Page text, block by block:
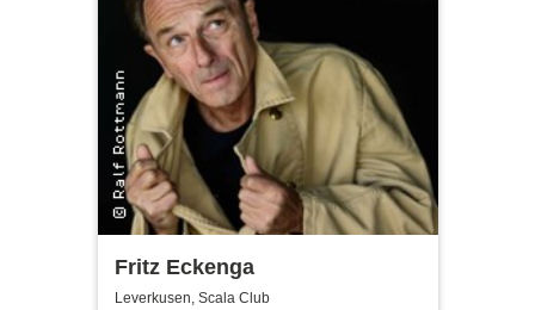
Fritz Eckenga
Leverkusen, Scala Club